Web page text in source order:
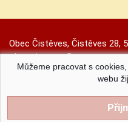
Obec Čistěves, Čistěves 28,
obec.cisteves@seznam.cz
Prohlášení o přístupnosti|
Obec Čistěves |
Můžeme pracovat s
webu